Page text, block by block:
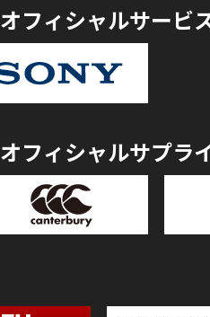
オフィシャルサービ
オフィシャルサプラ